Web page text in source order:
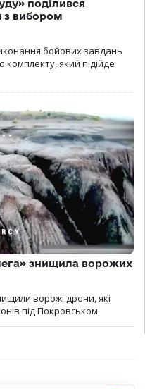
поділився
з вибором
бойових завдань
комплекту, який підійде
знищила ворожих
ворожі дрони, які
під Покровськом.